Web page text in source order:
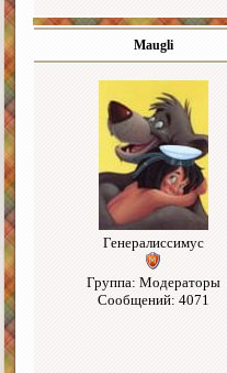
Maugli
Генералиссимус
Группа: Модераторы
Сообщений: 4071